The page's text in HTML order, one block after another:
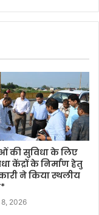
की सुविधा के लिए
केंद्रों के निर्माण हेतु
ने किया स्थलीय
2026